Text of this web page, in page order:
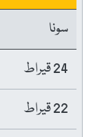
سونا
24 قیراط
22 قیراط